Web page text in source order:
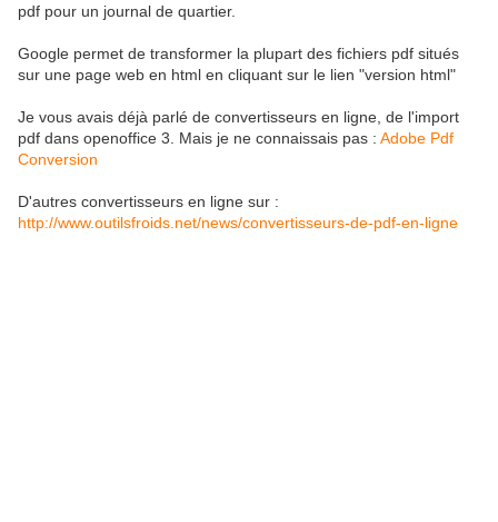
pdf pour un journal de quartier.
Google permet de transformer la plupart des fichiers pdf situés
sur une page web en html en cliquant sur le lien "version html"
Je vous avais déjà parlé de convertisseurs en ligne, de l'import
pdf dans openoffice 3. Mais je ne connaissais pas : Adobe Pdf
Conversion
D'autres convertisseurs en ligne sur :
http://www.outilsfroids.net/news/convertisseurs-de-pdf-en-ligne